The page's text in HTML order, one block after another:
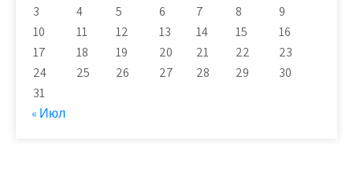
3
4 5 6 7 8
9
10
11 12 13 14 15
16
17
18 19 20 21 22
23
24
25 26 27 28 29
30
31
« Июл